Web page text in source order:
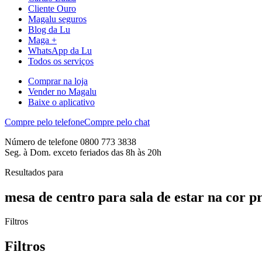
Cliente Ouro
Magalu seguros
Blog da Lu
Maga +
WhatsApp da Lu
Todos os serviços
Comprar na loja
Vender no Magalu
Baixe o aplicativo
Compre pelo telefoneCompre pelo chat
Número de telefone 0800 773 3838
Seg. à Dom. exceto feriados das 8h às 20h
Resultados para
mesa de centro para sala de estar na cor
Filtros
Filtros